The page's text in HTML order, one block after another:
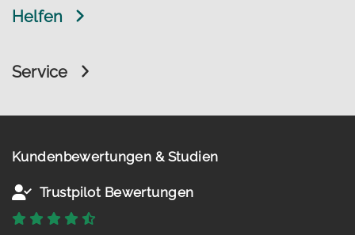
Helfen
Service
Kundenbewertungen & Studien
Trustpilot Bewertungen